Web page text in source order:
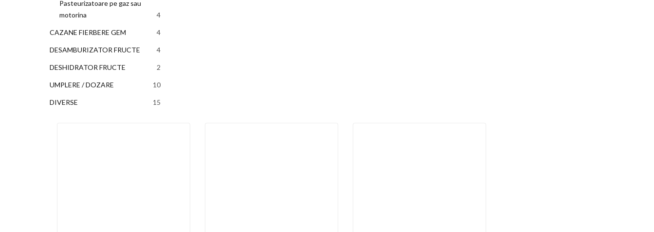
Pasteurizatoare pe gaz sau
motorina
4
CAZANE FIERBERE GEM 4
DESAMBURIZATOR FRUCTE 4
DESHIDRATOR FRUCTE 2
UMPLERE / DOZARE 10
DIVERSE 15